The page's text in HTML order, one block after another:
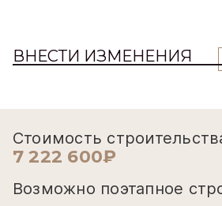
ВНЕСТИ ИЗМЕНЕНИЯ
Стоимость
7 222 600₽
Возможно поэтапное